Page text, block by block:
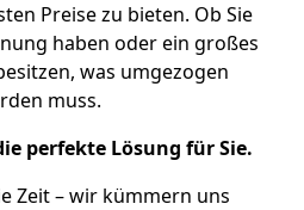
Preise zu bieten. Ob Sie
haben oder ein großes
was umgezogen
muss.
perfekte Lösung für Sie.
Zeit – wir kümmern uns